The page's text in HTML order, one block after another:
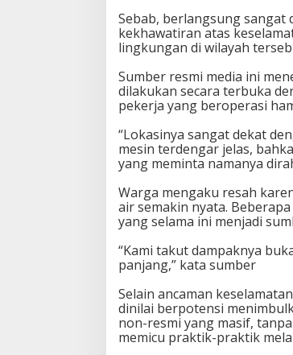
Sebab, berlangsung sangat
kekhawatiran atas
lingkungan di wilayah
Sumber resmi media ini
dilakukan secara terbuka
pekerja yang beroperasi
“Lokasinya sangat dekat
mesin terdengar jelas,
yang meminta namanya
Warga mengaku resah
air semakin nyata.
yang selama ini menjadi
“Kami takut dampaknya
panjang,” kata sumber
Selain ancaman
dinilai berpotensi
non-resmi yang masif,
memicu praktik-praktik